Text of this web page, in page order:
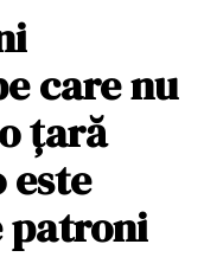
care nu
țară
patroni